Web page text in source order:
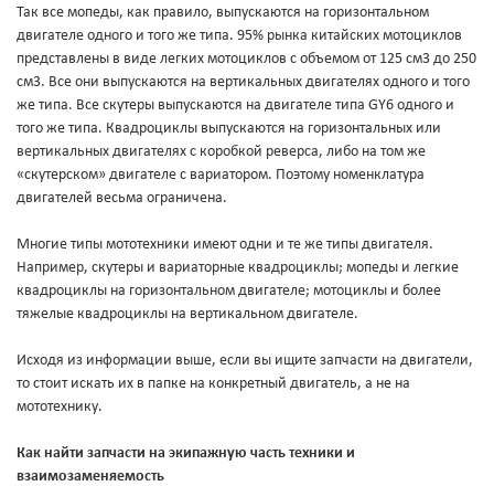
Так все мопеды, как правило, выпускаются на горизонтальном
двигателе одного и того же типа. 95% рынка китайских мотоциклов
представлены в виде легких мотоциклов с объемом от 125 см3 до 250
см3. Все они выпускаются на вертикальных двигателях одного и того
же типа. Все скутеры выпускаются на двигателе типа GY6 одного и
того же типа. Квадроциклы выпускаются на горизонтальных или
вертикальных двигателях с коробкой реверса, либо на том же
«скутерском» двигателе с вариатором. Поэтому номенклатура
двигателей весьма ограничена.
Многие типы мототехники имеют одни и те же типы двигателя.
Например, скутеры и вариаторные квадроциклы; мопеды и легкие
квадроциклы на горизонтальном двигателе; мотоциклы и более
тяжелые квадроциклы на вертикальном двигателе.
Исходя из информации выше, если вы ищите запчасти на двигатели,
то стоит искать их в папке на конкретный двигатель, а не на
мототехнику.
Как найти запчасти на экипажную часть техники и
взаимозаменяемость